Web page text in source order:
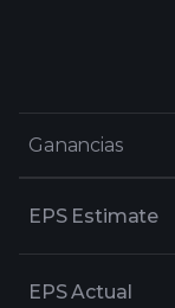
Ganancias
Ganancias
EPS Estimate
EPS Actual